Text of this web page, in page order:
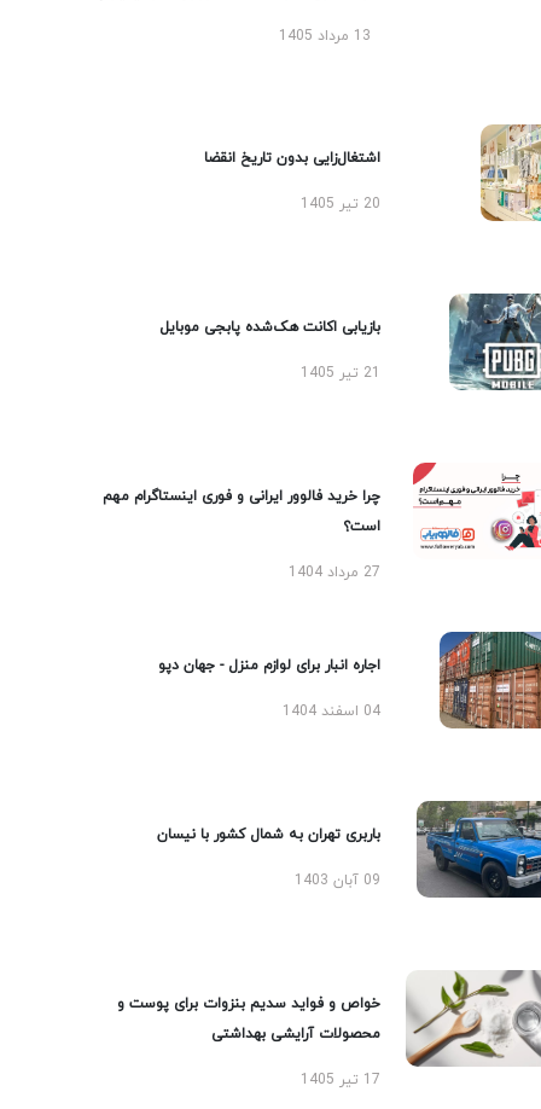
13 مرداد 1405
اشتغال‌زایی بدون تاریخ انقضا
20 تیر 1405
بازیابی اکانت هک‌شده پابجی موبایل
چرا خرید فالوور ایرانی و فوری اینستاگرام مهم
است؟
27 مرداد 1404
اجاره انبار برای لوازم منزل - جهان دپو
04 اسفند 1404
باربری تهران به شمال کشور با نیسان
09 آبان 1403
خواص و فواید سدیم بنزوات برای پوست و
محصولات آرایشی بهداشتی
17 تیر 1405